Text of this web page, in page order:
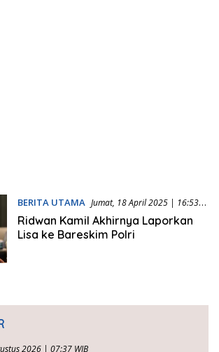
BERITA UTAMA Jumat, 18 April 2025 | 16:53
WIB
Ridwan Kamil Akhirnya Laporkan
Lisa ke Bareskim Polri
2026 | 07:37 WIB